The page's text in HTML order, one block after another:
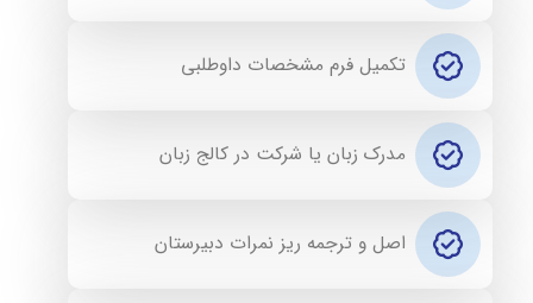
تکمیل فرم مشخصات داوطلبی
مدرک زبان یا شرکت در کالج زبان
اصل و ترجمه ریز نمرات دبیرستان